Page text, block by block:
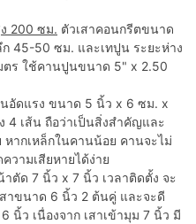
200 ซม. ตัวเสาคอนกรีตขนาด
45-50 ซม. และเทปูน ระยะห่าง
มตร ใช้คานปูนขนาด 5" x 2.50
อัดแรง ขนาด 5 นิ้ว x 6 ซม. x
4 เส้น ถือว่าเป็นสิ่งสำคัญและ
หากเหล็กในคานน้อย คานจะไม่
วามเสียหายได้ง่าย
ตัด 7 นิ้ว x 7 นิ้ว เวลาติดตั้ง จะ
าขนาด 6 นิ้ว 2 ต้นคู่ และจะดี
นิ้ว เนื่องจาก เสาเข้ามุม 7 นิ้ว มี